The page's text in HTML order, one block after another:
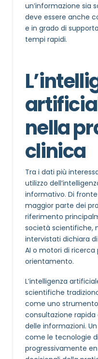
un’informazione sia
deve essere anche
e in grado di
tempi rapidi.
nella
clinica
Tra i dati più
utilizzo
informativo. Di
maggior parte dei
riferimento
società scientifiche,
intervistati dichiara
AI o motori di
orientamento.
L’intelligenza
scientifiche
come uno
consultazione
delle informazioni.
come le tecnologie
progressivamente